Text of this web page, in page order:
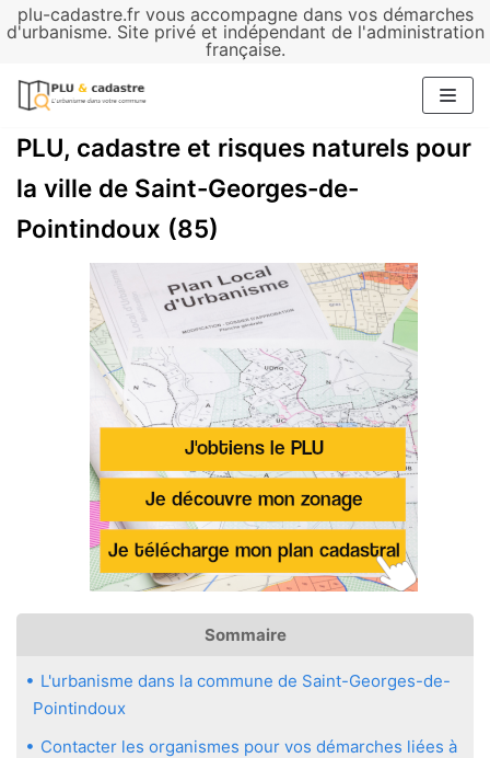
plu-cadastre.fr vous accompagne dans vos démarches
d'urbanisme. Site privé et indépendant de l'administration
française.
Aller
contenu
PLU, cadastre et risques naturels pour
la ville de Saint-Georges-de-
Pointindoux (85)
Sommaire
L'urbanisme dans la commune de Saint-Georges-de-
Pointindoux
Contacter les organismes pour vos démarches liées à